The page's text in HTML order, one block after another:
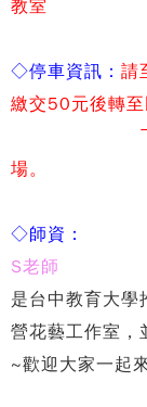
教室
◇停車資訊： 請
繳交50元後轉
下停
場。
◇師資：
S老師
是台中教育大學
營花藝工作室，
~歡迎大家一起